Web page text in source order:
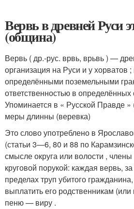
Вервь в древней Руси
(община)
Вервь ( др.-рус. врвь, врьвь ) —
организация на Руси и у хорватов
определёнными поземельными
ответственностью в определённых
Упоминается в « Русской Правде »
меры длинны (веревка)
Это слово употреблено в
(статьи 3—6, 80 и 88 по
смысле округа или волости ,
круговой порукой: каждая вервь,
пределах труп убитого
выплатить его родственникам
пеню — виру .